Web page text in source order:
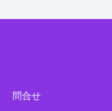
問合せ